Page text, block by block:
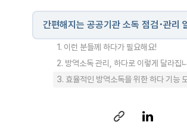
간편해지는 공공기관 소독 점검･관리
1. 이런 분들께 하다가 필요해요!
2. 방역소독 관리, 하다로 이렇게 달라집
3. 효율적인 방역소독을 위한 하다 기능